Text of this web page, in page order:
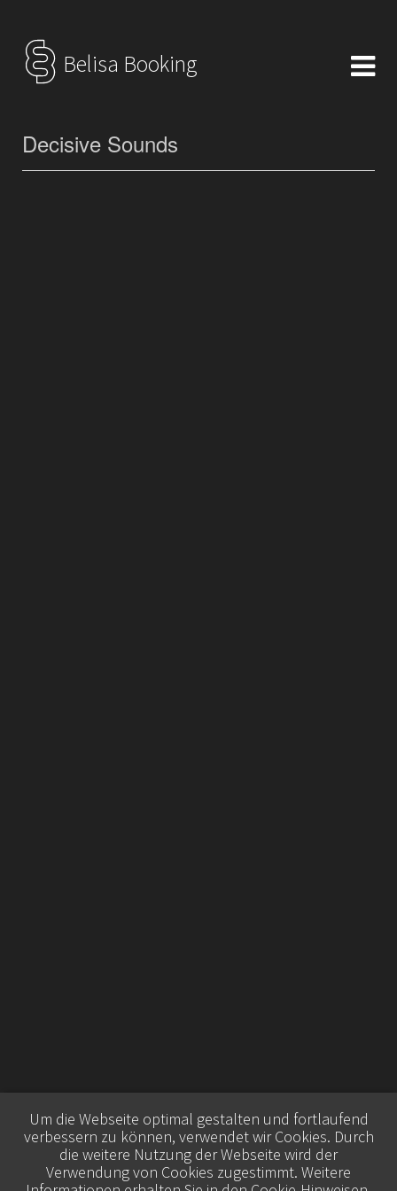
Belisa Booking
Decisive Sounds
Um die Webseite optimal gestalten und fortlaufend
verbessern zu können, verwendet wir Cookies. Durch
die weitere Nutzung der Webseite wird der
Verwendung von Cookies zugestimmt. Weitere